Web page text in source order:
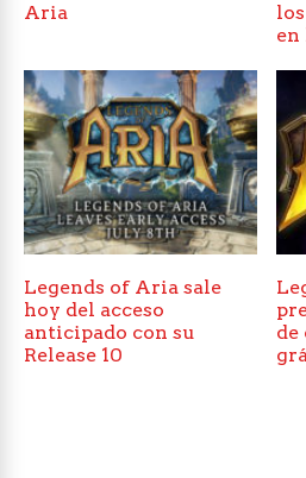
Aria
en
Legends of Aria sale
hoy del acceso
anticipado con su
Release 10
de